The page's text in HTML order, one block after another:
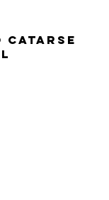
CATARSE